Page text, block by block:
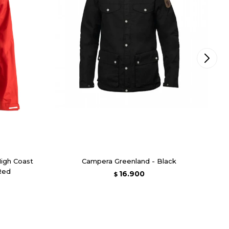
Coast
Campera Greenland - Black
$ 16.900